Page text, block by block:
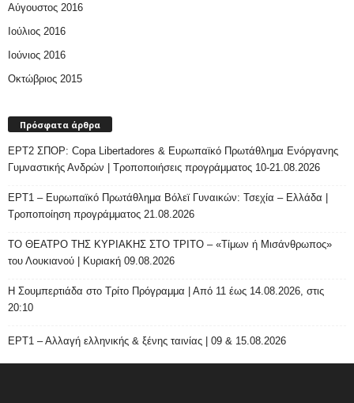
Αύγουστος 2016
Ιούλιος 2016
Ιούνιος 2016
Οκτώβριος 2015
Πρόσφατα άρθρα
ΕΡΤ2 ΣΠΟΡ: Copa Libertadores & Ευρωπαϊκό Πρωτάθλημα Ενόργανης
Γυμναστικής Ανδρών | Τροποποιήσεις προγράμματος 10-21.08.2026
ΕΡΤ1 – Ευρωπαϊκό Πρωτάθλημα Βόλεϊ Γυναικών: Τσεχία – Ελλάδα |
Τροποποίηση προγράμματος 21.08.2026
ΤΟ ΘΕΑΤΡΟ ΤΗΣ ΚΥΡΙΑΚΗΣ ΣΤΟ ΤΡΙΤΟ – «Τίμων ή Μισάνθρωπος»
του Λουκιανού | Κυριακή 09.08.2026
H Σουμπερτιάδα στο Τρίτο Πρόγραμμα | Από 11 έως 14.08.2026, στις
20:10
ΕΡΤ1 – Αλλαγή ελληνικής & ξένης ταινίας | 09 & 15.08.2026